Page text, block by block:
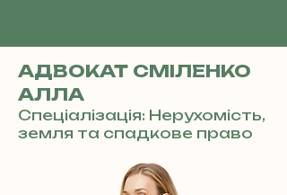
АДВОКАТ СМІЛЕНКО
АЛЛА
Спеціалізація: Нерухомість,
земля та спадкове право